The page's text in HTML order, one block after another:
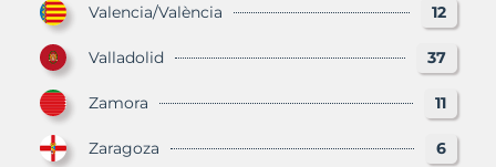
Valencia/València 12
Valladolid 37
Zamora 11
Zaragoza 6